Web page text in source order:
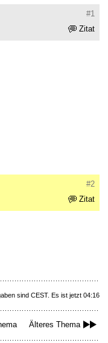
#1
Zitat
#2
Zitat
sind CEST. Es ist jetzt 04:16
Älteres Thema